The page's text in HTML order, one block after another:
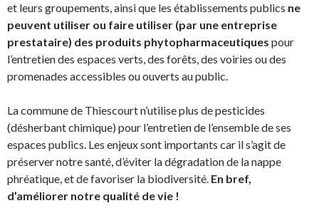
et leurs groupements, ainsi que les établissements publics ne
peuvent utiliser ou faire utiliser (par une entreprise
prestataire) des produits phytopharmaceutiques pour
l’entretien des espaces verts, des forêts, des voiries ou des
promenades accessibles ou ouverts au public.
La commune de Thiescourt n’utilise plus de pesticides
(désherbant chimique) pour l’entretien de l’ensemble de ses
espaces publics. Les enjeux sont importants car il s’agit de
préserver notre santé, d’éviter la dégradation de la nappe
phréatique, et de favoriser la biodiversité. En bref,
d’améliorer notre qualité de vie !